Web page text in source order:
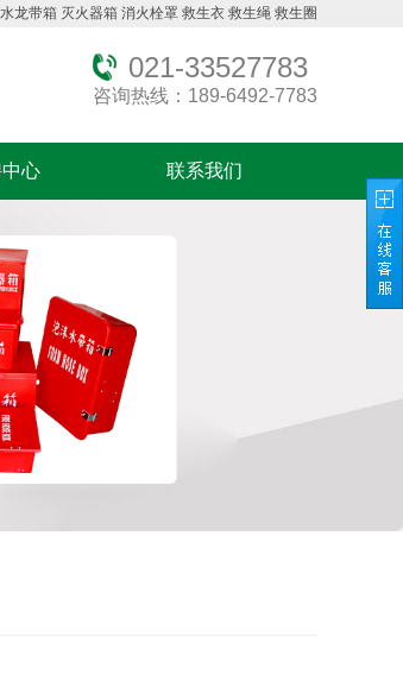
龙带箱 灭火器箱 消火栓罩 救生衣 救生绳 救生圈
021-33527783
咨询热线：189-6492-7783
心 联系我们